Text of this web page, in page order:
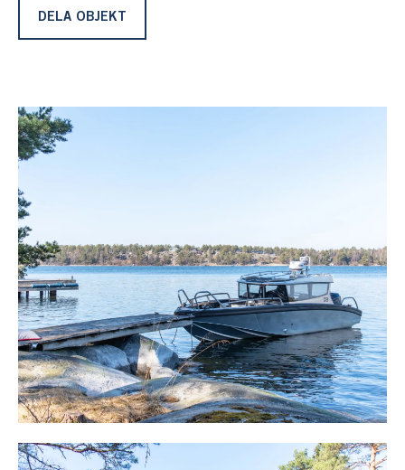
köpet följer en del av Brottö 1:28 som äger marken
mellan tomterna och sju intilliggande öar och kobbar
med en generös byggrätt till totalt 140 m². Även bygga
en sjöbod vid bryggan. Kanske med bastu.
Se dokument och länkar.
Vi befinner oss på Lilla Rävsön, mellan Träskö-Storö och
Ingmarsö och hit kommer man med egen båt. Ingmarsö,
som är en större ö, ligger närmast och erbjuder affär,
system- och apoteksutbud, krog och båtmack. Ingmarsö
lever året runt med flera bofasta och turer med W-
bolaget, året runt. Det finns de som har båten
permanent förtöjd på ön.
Soltimmarna är många och här skingrar sig molnen och
ger sol och inramning.
boj. På bryggan lever man privat och intill finns
DELA OBJEKT